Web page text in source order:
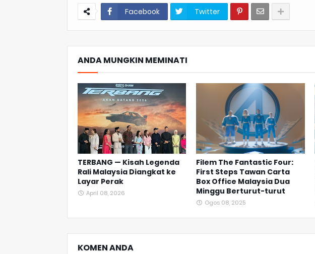
Facebook Twitter
ANDA MUNGKIN MEMINATI
TERBANG — Kisah Legenda
Rali Malaysia Diangkat ke
Layar Perak
April 08, 2026
Filem The Fantastic Four:
First Steps Tawan Carta
Box Office Malaysia Dua
Minggu Berturut-turut
Ogos 08, 2025
KOMEN ANDA